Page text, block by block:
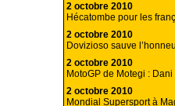
2 octobre 2010
Hécatombe pour les
2 octobre 2010
Dovizioso sauve
2 octobre 2010
MotoGP de Motegi :
2 octobre 2010
Mondial Supersport à